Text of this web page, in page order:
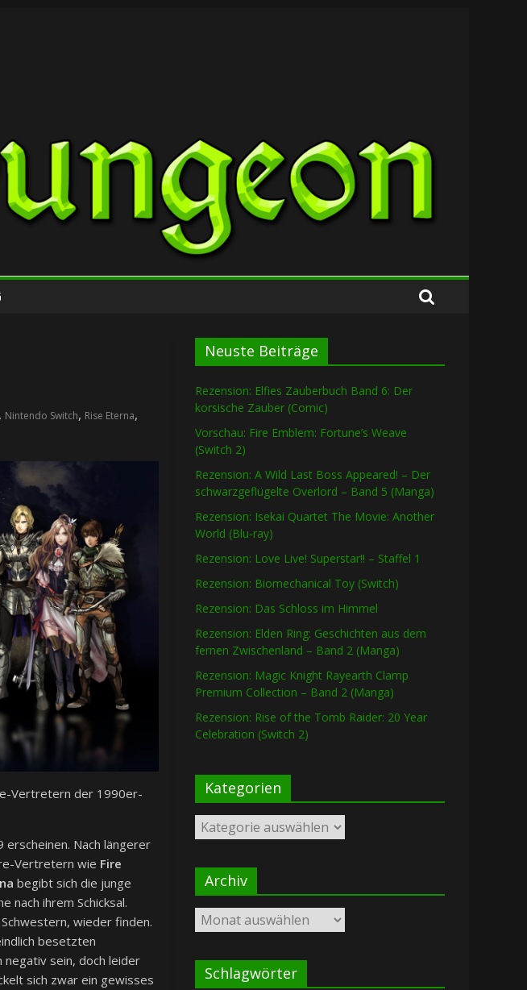
, Nintendo Switch, Rise Eterna,
Vertretern der 1990er-
Nach längerer
Vertretern wie Fire
begibt sich die junge
nach ihrem Schicksal.
wieder finden.
besetzten
negativ sein, doch leider
sich zwar ein gewisses
Neuste Beiträge
Rezension: Elfies Zauberbuch Band 6: Der
korsische Zauber (Comic)
Vorschau: Fire Emblem: Fortune’s Weave
(Switch 2)
Rezension: A Wild Last Boss Appeared! – Der
schwarzgeflügelte Overlord – Band 5 (Manga)
Rezension: Isekai Quartet The Movie: Another
World (Blu-ray)
Rezension: Love Live! Superstar!! – Staffel 1
Rezension: Biomechanical Toy (Switch)
Rezension: Das Schloss im Himmel
Rezension: Elden Ring: Geschichten aus dem
fernen Zwischenland – Band 2 (Manga)
Rezension: Magic Knight Rayearth Clamp
Premium Collection – Band 2 (Manga)
Rezension: Rise of the Tomb Raider: 20 Year
Celebration (Switch 2)
Kategorien
Kategorien
Archiv
Archiv
Schlagwörter